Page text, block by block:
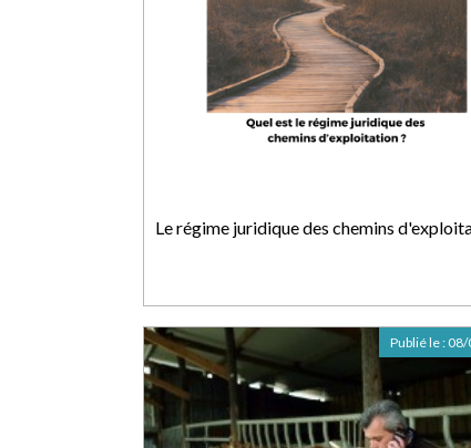
Le régime juridique des chemins
Publié le : 08/